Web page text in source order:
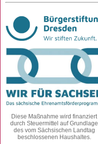
Diese Maßnahme wird finanziert
durch Steuermittel auf Grundlage
des vom Sächsischen Landtag
beschlossenen Haushaltes.